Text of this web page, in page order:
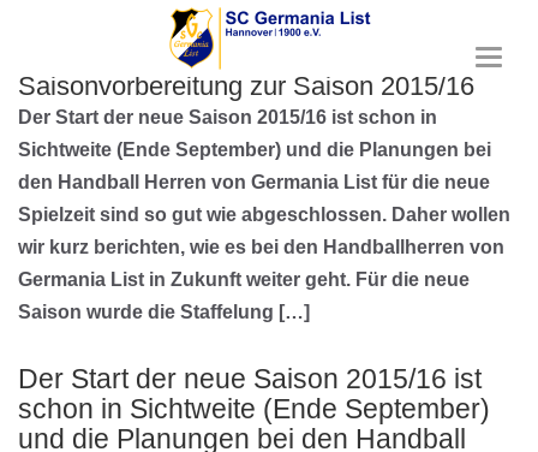
T
l
e
a
v
n
Saisonvorbereitung zur Saison 2015/16
Der Start der neue Saison 2015/16 ist schon in
Sichtweite (Ende September) und die Planungen bei
den Handball Herren von Germania List für die neue
Spielzeit sind so gut wie abgeschlossen. Daher wollen
wir kurz berichten, wie es bei den Handballherren von
Germania List in Zukunft weiter geht. Für die neue
Saison wurde die Staffelung […]
Der Start der neue Saison 2015/16 ist
schon in Sichtweite (Ende September)
und die Planungen bei den Handball